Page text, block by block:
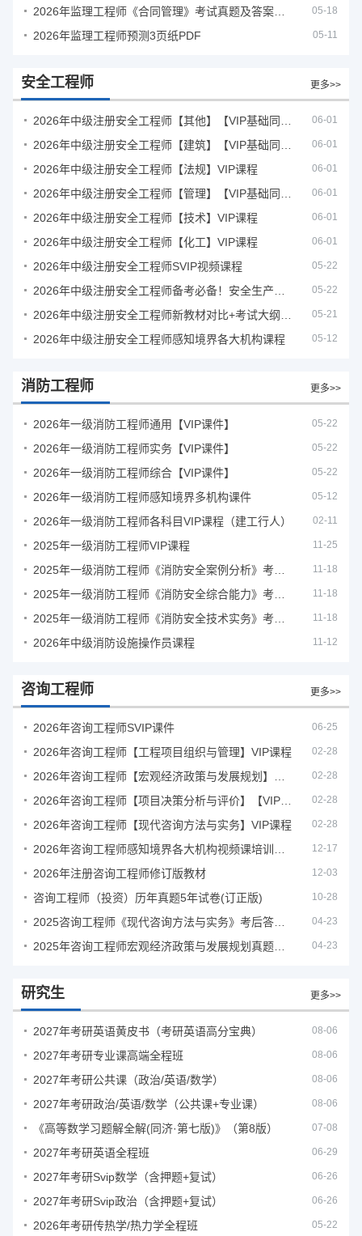
05-18
2026年监理工程师预测3页纸PDF 05-11
安全工程师 更多>>
06-01
06-01
2026年中级注册安全工程师【法规】VIP课程 06-01
06-01
2026年中级注册安全工程师【技术】VIP课程 06-01
2026年中级注册安全工程师【化工】VIP课程 06-01
2026年中级注册安全工程师SVIP视频课程 05-22
05-22
05-21
2026年中级注册安全工程师感知境界各大机构课程 05-12
消防工程师 更多>>
2026年一级消防工程师通用【VIP课件】 05-22
2026年一级消防工程师实务【VIP课件】 05-22
2026年一级消防工程师综合【VIP课件】 05-22
2026年一级消防工程师感知境界多机构课件 05-12
2026年一级消防工程师各科目VIP课程（建工行人） 02-11
2025年一级消防工程师VIP课程 11-25
11-18
11-18
11-18
2026年中级消防设施操作员课程 11-12
咨询工程师 更多>>
2026年咨询工程师SVIP课件 06-25
2026年咨询工程师【工程项目组织与管理】VIP课程 02-28
02-28
02-28
2026年咨询工程师【现代咨询方法与实务】VIP课程 02-28
12-17
2026年注册咨询工程师修订版教材 12-03
咨询工程师（投资）历年真题5年试卷(订正版) 10-28
04-23
04-23
研究生 更多>>
2027年考研英语黄皮书（考研英语高分宝典） 08-06
2027年考研专业课高端全程班 08-06
2027年考研公共课（政治/英语/数学） 08-06
2027年考研政治/英语/数学（公共课+专业课） 08-06
《高等数学习题解全解(同济·第七版)》（第8版） 07-08
2027年考研英语全程班 06-29
2027年考研Svip数学（含押题+复试） 06-26
2027年考研Svip政治（含押题+复试） 06-26
2026年考研传热学/热力学全程班 05-22